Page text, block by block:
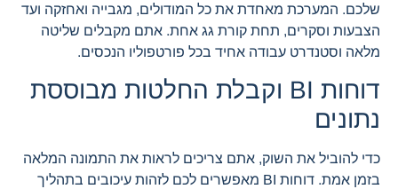
שלכם. המערכת מאחדת את כל המודולים, מגבייה ואחזקה ועד
הצבעות וסקרים, תחת קורת גג אחת. אתם מקבלים שליטה
מלאה וסטנדרט עבודה אחיד בכל פורטפוליו הנכסים.
דוחות BI וקבלת החלטות מבוססת
נתונים
כדי להוביל את השוק, אתם צריכים לראות את התמונה המלאה
בזמן אמת. דוחות BI מאפשרים לכם לזהות עיכובים בתהליך